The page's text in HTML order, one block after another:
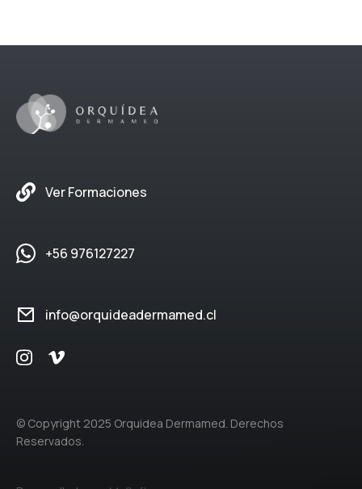
Ver Formaciones
+56 976127227
info@orquideadermamed.cl
© Copyright 2025 Orquidea Dermamed. Derechos
Reservados.